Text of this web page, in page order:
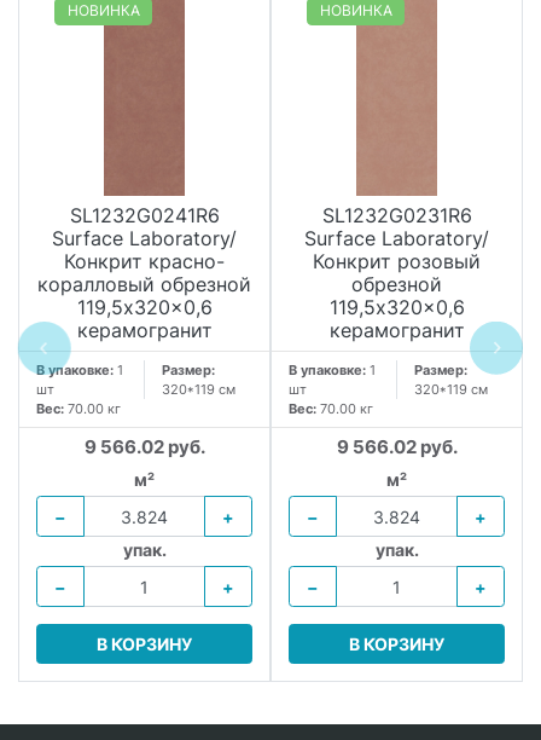
НОВИНКА
SL1232G0241R6
Surface Laboratory/
Конкрит красно-
коралловый обрезной
119,5x320x0,6
керамогранит
В упаковке: 1
шт
Размер:
320*119 см
Вес: 70.00 кг
9 566.02 руб.
м²
−
+
упак.
−
+
В КОРЗИНУ
НОВИНКА
SL1232G0231R6
Surface Laboratory/
Конкрит розовый
обрезной
119,5x320x0,6
керамогранит
В упаковке: 1
шт
Размер:
320*119 см
Вес: 70.00 кг
9 566.02 руб.
м²
−
+
упак.
−
+
В КОРЗИНУ